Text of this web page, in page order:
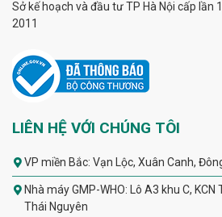
Sở kế hoạch và đầu tư TP Hà Nội cấp lần
2011
LIÊN HỆ VỚI CHÚNG TÔI
VP miền Bắc: Vạn Lộc, Xuân Canh,
Nhà máy GMP-WHO: Lô A3 khu C,
Thái Nguyên